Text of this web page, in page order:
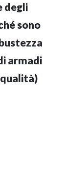
degli
sono
armadi